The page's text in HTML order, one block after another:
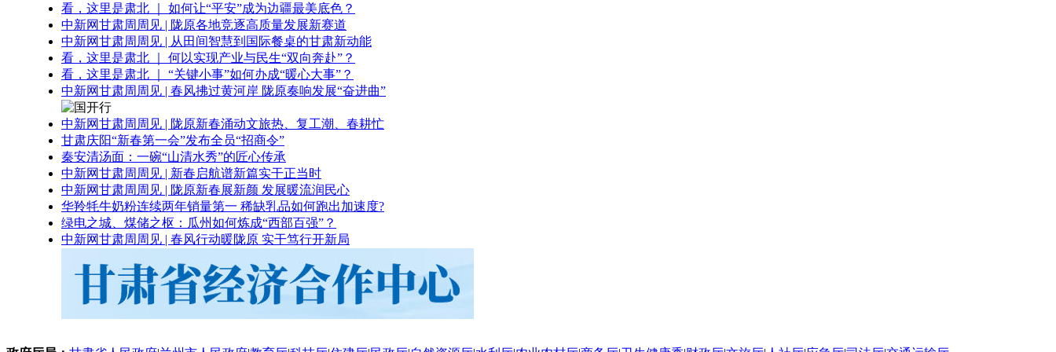
看，这里是肃北 ｜ 如何让“平安”成为边疆最美底色？
中新网甘肃周周见 | 陇原各地竞逐高质量发展新赛道
中新网甘肃周周见 | 从田间智慧到国际餐桌的甘肃新动能
看，这里是肃北 ｜ 何以实现产业与民生“双向奔赴”？
看，这里是肃北 ｜ “关键小事”如何办成“暖心大事”？
中新网甘肃周周见 | 春风拂过黄河岸 陇原奏响发展“奋进曲”
中新网甘肃周周见 | 陇原新春涌动文旅热、复工潮、春耕忙
甘肃庆阳“新春第一会”发布全员“招商令”
秦安清汤面：一碗“山清水秀”的匠心传承
中新网甘肃周周见 | 新春启航谱新篇实干正当时
中新网甘肃周周见 | 陇原新春展新颜 发展暖流润民心
华羚牦牛奶粉连续两年销量第一 稀缺乳品如何跑出加速度?
绿电之城、煤储之枢：瓜州如何炼成“西部百强”？
中新网甘肃周周见 | 春风行动暖陇原 实干笃行开新局